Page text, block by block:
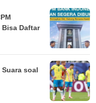
Daftar
soal